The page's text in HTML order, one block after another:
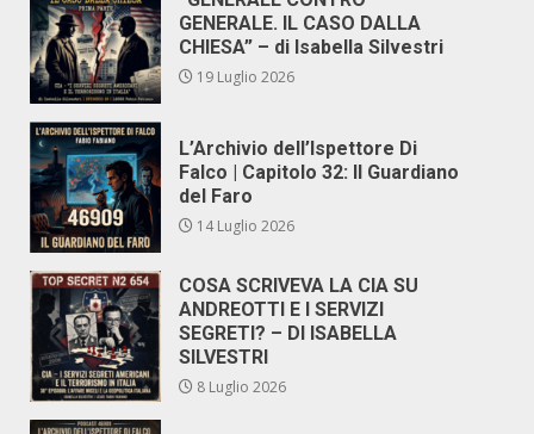
GENERALE. IL CASO DALLA
CHIESA” – di Isabella Silvestri
19 Luglio 2026
L’Archivio dell’Ispettore Di
Falco | Capitolo 32: Il Guardiano
del Faro
14 Luglio 2026
COSA SCRIVEVA LA CIA SU
ANDREOTTI E I SERVIZI
SEGRETI? – DI ISABELLA
SILVESTRI
8 Luglio 2026